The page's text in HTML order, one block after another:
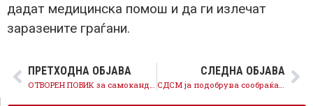
дадат медицинска помош и да ги излечат
заразените граѓани.
ПРЕТХОДНА ОБЈАВА СЛЕДНА ОБЈАВА